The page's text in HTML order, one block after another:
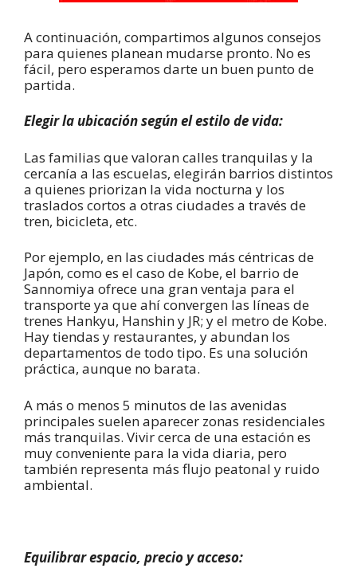
A continuación, compartimos algunos consejos
para quienes planean mudarse pronto. No es
fácil, pero esperamos darte un buen punto de
partida.
Elegir la ubicación según el estilo de vida:
Las familias que valoran calles tranquilas y la
cercanía a las escuelas, elegirán barrios distintos
a quienes priorizan la vida nocturna y los
traslados cortos a otras ciudades a través de
tren, bicicleta, etc.
Por ejemplo, en las ciudades más céntricas de
Japón, como es el caso de Kobe, el barrio de
Sannomiya ofrece una gran ventaja para el
transporte ya que ahí convergen las líneas de
trenes Hankyu, Hanshin y JR; y el metro de Kobe.
Hay tiendas y restaurantes, y abundan los
departamentos de todo tipo. Es una solución
práctica, aunque no barata.
A más o menos 5 minutos de las avenidas
principales suelen aparecer zonas residenciales
más tranquilas. Vivir cerca de una estación es
muy conveniente para la vida diaria, pero
también representa más flujo peatonal y ruido
ambiental.
Equilibrar espacio, precio y acceso: